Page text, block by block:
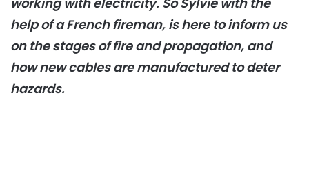
help of a French fireman, is here to inform us
on the stages of fire and propagation, and
how new cables are manufactured to deter
hazards.